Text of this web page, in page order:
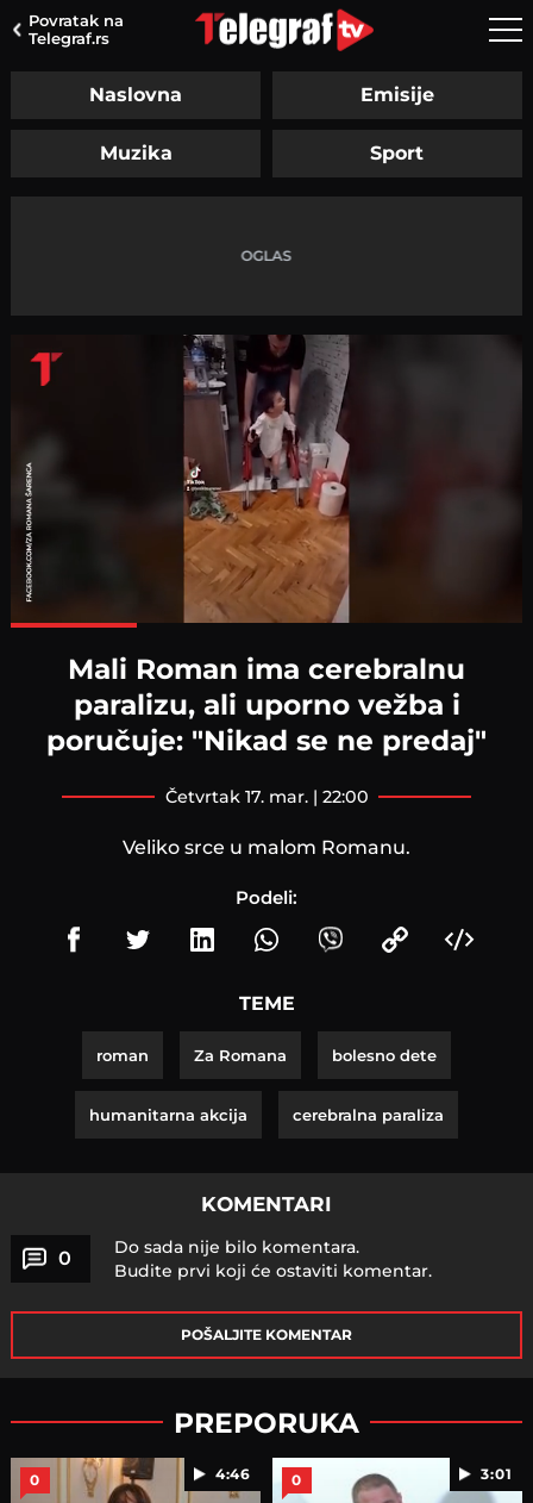
Povratak na
Telegraf.rs
Naslovna Emisije
Muzika Sport
Mali Roman ima cerebralnu
paralizu, ali uporno vežba i
poručuje: "Nikad se ne predaj"
četvrtak 17. mar. | 22:00
Veliko srce u malom Romanu.
Podeli:
TEME
roman Za Romana bolesno dete
humanitarna akcija cerebralna paraliza
KOMENTARI
0
Do sada nije bilo komentara.
Budite prvi koji će ostaviti komentar.
POŠALJITE KOMENTAR
PREPORUKA
4:46
0 3:01
0